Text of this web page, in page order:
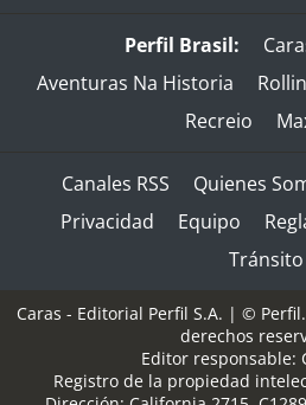
Perfil Brasil:
Aventuras Na Historia
Recreio
Canales RSS Quienes
Privacidad
Equipo
Tránsito
Caras - Editorial Perfil S.A. | ©
derechos
Editor responsable:
Registro de la propiedad